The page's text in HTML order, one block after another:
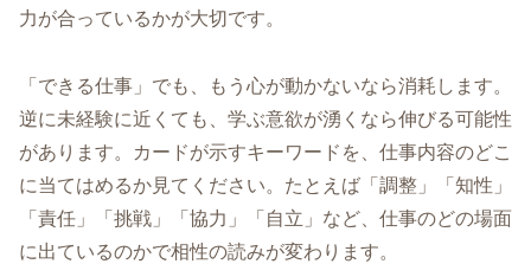
力が合っているかが大切です。
「できる仕事」でも、もう心が動かないなら消耗します。
逆に未経験に近くても、学ぶ意欲が湧くなら伸びる可能性
があります。カードが示すキーワードを、仕事内容のどこ
に当てはめるか見てください。たとえば「調整」「知性」
「責任」「挑戦」「協力」「自立」など、仕事のどの場面
に出ているのかで相性の読みが変わります。